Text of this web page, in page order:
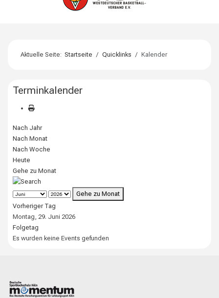
Aktuelle Seite:Startseite Quicklinks Kalender
Terminkalender
Nach Jahr
Nach Monat
Nach Woche
Heute
Gehe zu Monat
Gehe zu Monat
Vorheriger Tag
Montag, 29. Juni 2026
Folgetag
Es wurden keine Events gefunden